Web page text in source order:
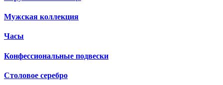
Мужская коллекция
Часы
Конфессиональные подвески
Столовое серебро